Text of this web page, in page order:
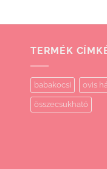
TERMÉK
babakocsi ovis
összecsukható